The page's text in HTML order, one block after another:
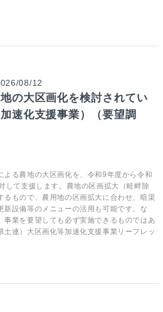
08/12
の大区画化を検討されてい
速化支援事業）（要望調
よる農地の大区画化を、令和9年度から令和
して支援します。農地の区画拡大（畦畔除
るもので、農用地の区画拡大に合わせ、暗渠
新設備等のメニューの活用も可能です。な
事業を要望しても必ず実施できるものではあ
土連）大区画化等加速化支援事業リーフレッ